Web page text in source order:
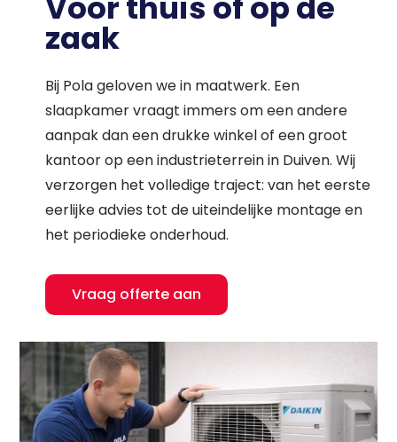
zaak
Bij Pola geloven we in maatwerk. Een
slaapkamer vraagt immers om een andere
aanpak dan een drukke winkel of een groot
kantoor op een industrieterrein in Duiven. Wij
verzorgen het volledige traject: van het eerste
eerlijke advies tot de uiteindelijke montage en
het periodieke onderhoud.
Vraag offerte aan